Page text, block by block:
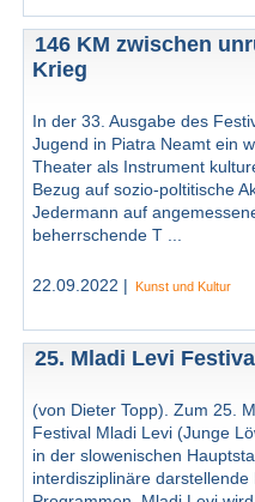
146 KM zwischen
Krieg
In der 33. Ausgabe des
Jugend in Piatra Neamt ein
Theater als Instrument
Bezug auf sozio-poltitische
Jedermann auf
beherrschende T ...
22.09.2022 | Kunst und Kultur
25. Mladi Levi
(von Dieter Topp). Zum 25.
Festival Mladi Levi (Junge
in der slowenischen
interdisziplinäre